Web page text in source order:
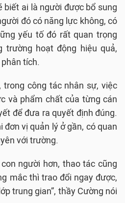
biết ai là người được bổ sung
đó có năng lực không, có
yếu tố đó rất quan trọng
trường hoạt động hiệu quả,
tích.
trong công tác nhân sự, việc
và phẩm chất của từng cán
để đưa ra quyết định đúng.
vị quản lý ở gần, có quan
với trường.
người hơn, thao tác cũng
mắc thì trao đổi ngay được,
trung gian”, thầy Cường nói